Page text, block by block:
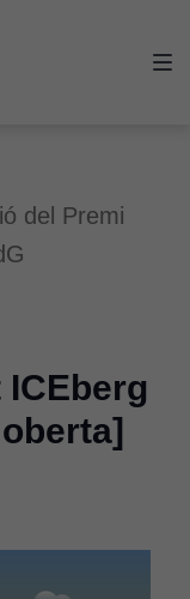
del Premi
ICEberg